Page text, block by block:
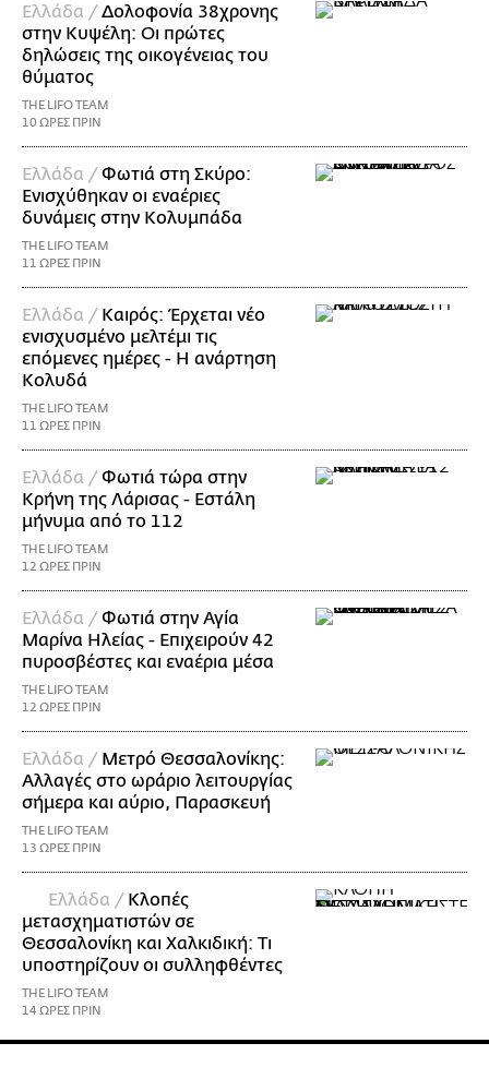
Ελλάδα /Δολοφονία 38χρονης
στην Κυψέλη: Οι πρώτες
δηλώσεις της οικογένειας του
θύματος
THE LIFO TEAM
10 ΩΡΕΣ ΠΡΙΝ
Ελλάδα /Φωτιά στη Σκύρο:
Ενισχύθηκαν οι εναέριες
δυνάμεις στην Κολυμπάδα
THE LIFO TEAM
11 ΩΡΕΣ ΠΡΙΝ
Ελλάδα / Καιρός: Έρχεται νέο
ενισχυσμένο μελτέμι τις
επόμενες ημέρες - Η ανάρτηση
Κολυδά
THE LIFO TEAM
11 ΩΡΕΣ ΠΡΙΝ
Ελλάδα /Φωτιά τώρα στην
Κρήνη της Λάρισας - Εστάλη
μήνυμα από το 112
THE LIFO TEAM
12 ΩΡΕΣ ΠΡΙΝ
Ελλάδα /Φωτιά στην Αγία
Μαρίνα Ηλείας - Επιχειρούν 42
πυροσβέστες και εναέρια μέσα
THE LIFO TEAM
12 ΩΡΕΣ ΠΡΙΝ
Ελλάδα / Μετρό Θεσσαλονίκης:
Αλλαγές στο ωράριο λειτουργίας
σήμερα και αύριο, Παρασκευή
THE LIFO TEAM
13 ΩΡΕΣ ΠΡΙΝ
Ελλάδα / Κλοπές
μετασχηματιστών σε
Θεσσαλονίκη και Χαλκιδική: Τι
υποστηρίζουν οι συλληφθέντες
THE LIFO TEAM
14 ΩΡΕΣ ΠΡΙΝ